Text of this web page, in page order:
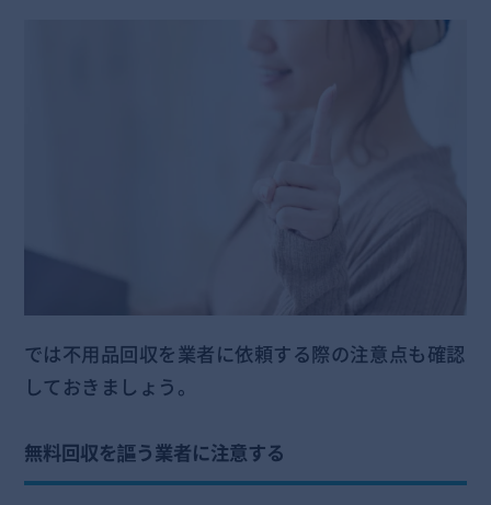
では不用品回収を業者に依頼する際の注意点も確認
しておきましょう。
無料回収を謳う業者に注意する